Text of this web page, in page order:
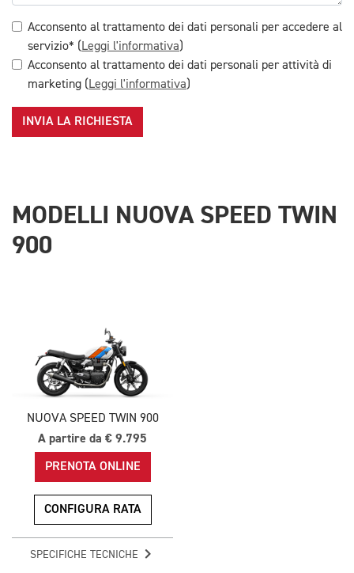
Acconsento al trattamento dei dati personali per accedere al
servizio* (Leggi l'informativa)
Acconsento al trattamento dei dati personali per attività di
marketing (Leggi l'informativa)
INVIA LA RICHIESTA
MODELLI NUOVA SPEED TWIN
900
NUOVA SPEED TWIN 900
A partire da € 9.795
PRENOTA ONLINE
CONFIGURA RATA
SPECIFICHE TECNICHE